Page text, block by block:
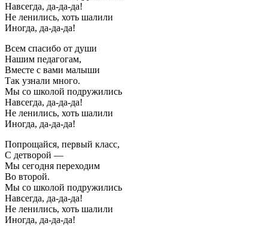
Навсегда, да-да-да!
Не ленились, хоть шалили
Иногда, да-да-да!
Всем спасибо от души
Нашим педагогам,
Вместе с вами малыши
Так узнали много.
Мы со школой подружились
Навсегда, да-да-да!
Не ленились, хоть шалили
Иногда, да-да-да!
Попрощайся, первый класс,
С детворой —
Мы сегодня переходим
Во второй.
Мы со школой подружились
Навсегда, да-да-да!
Не ленились, хоть шалили
Иногда, да-да-да!